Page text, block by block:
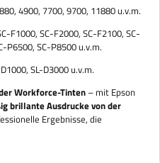
4900, 7700, 9700, 11880u.v.m.
F1000, SC-F2000, SC-F2100, SC-
P6500, SC-P8500u.v.m.
D1000, SL-D3000u.v.m.
Workforce-Tinten– mit Epson
brillanteAusdruckevonder
Ergebnisse, die